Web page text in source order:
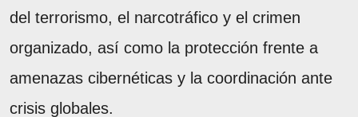
del terrorismo, el narcotráfico y el crimen
organizado, así como la protección frente a
amenazas cibernéticas y la coordinación ante
crisis globales.